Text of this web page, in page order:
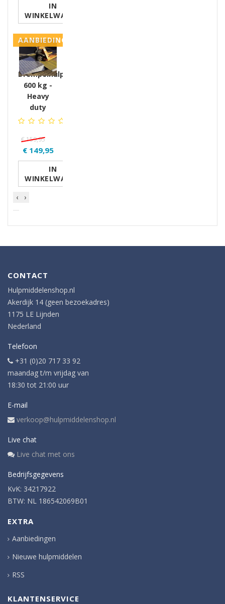
IN
WINKELWAGEN
AANBIEDING
Drempelhulp
600 kg -
Heavy
duty
€ 159,95
€ 149,95
IN
WINKELWAGEN
‹
›
CONTACT
Hulpmiddelenshop.nl
Akerdijk 14 (geen bezoekadres)
1175 LE Lijnden
Nederland
Telefoon
+31 (0)20 717 33 92
maandag t/m vrijdag van
18:30 tot 21:00 uur
E-mail
verkoop@hulpmiddelenshop.nl
Live chat
Live chat met ons
Bedrijfsgegevens
KvK: 34217922
BTW: NL 186542069B01
EXTRA
Aanbiedingen
Nieuwe hulpmiddelen
RSS
KLANTENSERVICE